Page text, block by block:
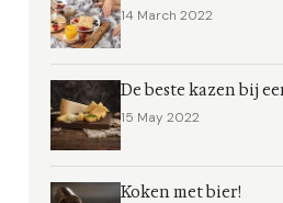
14 March 2022
De beste kazen bij
15 May 2022
Koken met bier!